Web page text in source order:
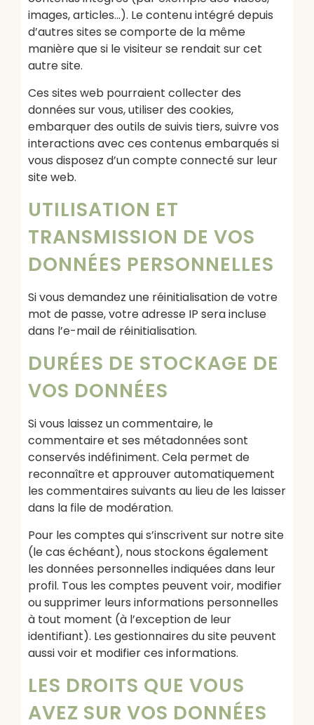
images, articles…). Le contenu intégré depuis
d’autres sites se comporte de la même
manière que si le visiteur se rendait sur cet
autre site.
Ces sites web pourraient collecter des
données sur vous, utiliser des cookies,
embarquer des outils de suivis tiers, suivre vos
interactions avec ces contenus embarqués si
vous disposez d’un compte connecté sur leur
site web.
UTILISATION ET
TRANSMISSION DE VOS
DONNÉES PERSONNELLES
Si vous demandez une réinitialisation de votre
mot de passe, votre adresse IP sera incluse
dans l’e-mail de réinitialisation.
DURÉES DE STOCKAGE DE
VOS DONNÉES
Si vous laissez un commentaire, le
commentaire et ses métadonnées sont
conservés indéfiniment. Cela permet de
reconnaître et approuver automatiquement
les commentaires suivants au lieu de les laisser
dans la file de modération.
Pour les comptes qui s’inscrivent sur notre site
(le cas échéant), nous stockons également
les données personnelles indiquées dans leur
profil. Tous les comptes peuvent voir, modifier
ou supprimer leurs informations personnelles
à tout moment (à l’exception de leur
identifiant). Les gestionnaires du site peuvent
aussi voir et modifier ces informations.
LES DROITS QUE VOUS
AVEZ SUR VOS DONNÉES